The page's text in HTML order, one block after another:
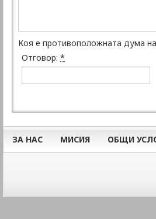
Коя е противоположната дума
Отговор: *
ЗА НАС МИСИЯ ОБЩИ